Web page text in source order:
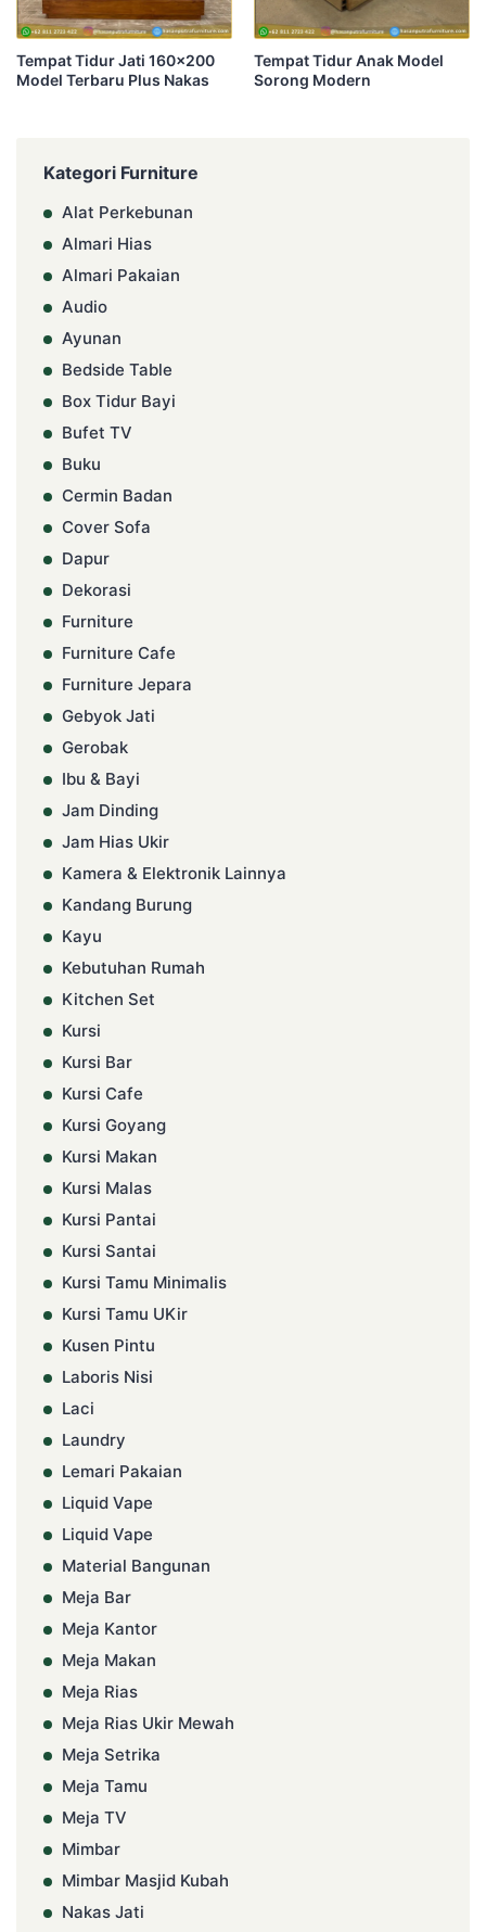
Tempat Tidur Jati 160×200
Model Terbaru Plus Nakas
Tempat Tidur Anak Model
Sorong Modern
Kategori Furniture
Alat Perkebunan
Almari Hias
Almari Pakaian
Audio
Ayunan
Bedside Table
Box Tidur Bayi
Bufet TV
Buku
Cermin Badan
Cover Sofa
Dapur
Dekorasi
Furniture
Furniture Cafe
Furniture Jepara
Gebyok Jati
Gerobak
Ibu & Bayi
Jam Dinding
Jam Hias Ukir
Kamera & Elektronik Lainnya
Kandang Burung
Kayu
Kebutuhan Rumah
Kitchen Set
Kursi
Kursi Bar
Kursi Cafe
Kursi Goyang
Kursi Makan
Kursi Malas
Kursi Pantai
Kursi Santai
Kursi Tamu Minimalis
Kursi Tamu UKir
Kusen Pintu
Laboris Nisi
Laci
Laundry
Lemari Pakaian
Liquid Vape
Liquid Vape
Material Bangunan
Meja Bar
Meja Kantor
Meja Makan
Meja Rias
Meja Rias Ukir Mewah
Meja Setrika
Meja Tamu
Meja TV
Mimbar
Mimbar Masjid Kubah
Nakas Jati